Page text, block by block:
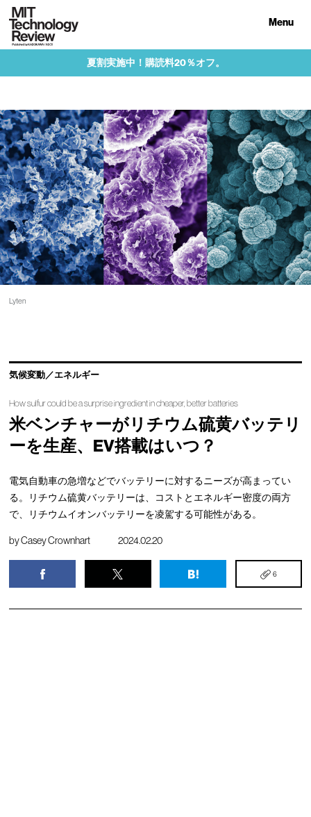
Menu
夏割実施中！購読料20％オフ。
Lyten
気候変動／エネルギー
How sulfur could be a surprise ingredient in cheaper, better batteries
米ベンチャーがリチウム硫黄バッテリ
ーを生産、EV搭載はいつ？
電気自動車の急増などでバッテリーに対するニーズが高まってい
る。リチウム硫黄バッテリーは、コストとエネルギー密度の両方
で、リチウムイオンバッテリーを凌駕する可能性がある。
byCasey Crownhart 2024.02.20
6